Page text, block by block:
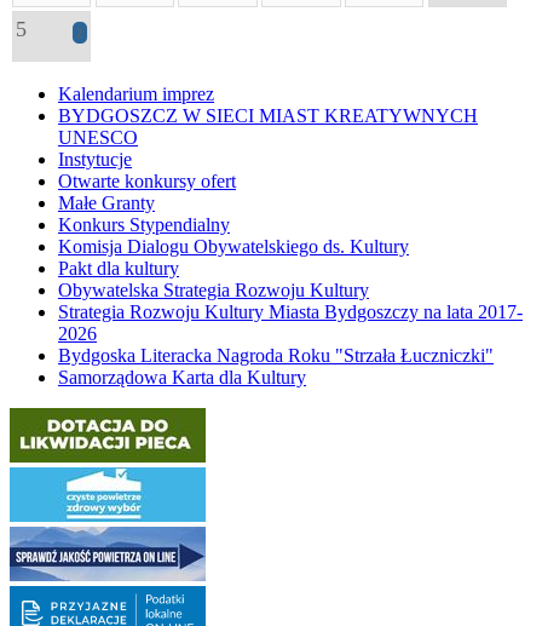
5 2
Kalendarium imprez
BYDGOSZCZ W SIECI MIAST KREATYWNYCH
UNESCO
Instytucje
Otwarte konkursy ofert
Małe Granty
Konkurs Stypendialny
Komisja Dialogu Obywatelskiego ds. Kultury
Pakt dla kultury
Obywatelska Strategia Rozwoju Kultury
Strategia Rozwoju Kultury Miasta Bydgoszczy na lata 2017-
2026
Bydgoska Literacka Nagroda Roku "Strzała Łuczniczki"
Samorządowa Karta dla Kultury